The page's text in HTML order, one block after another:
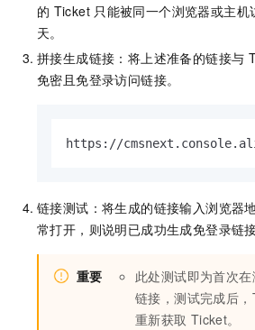
的 Ticket 只能被同一个浏览器或主
天。
拼接生成链接：将上述准备的链接与
免密且免登录访问链接。
https://
链接测试：将生成的链接输入浏览器
常打开，则说明已成功生成免登录链接
重要
此处测试即为首次
链接，测试完成后
重新获取 Ticket。